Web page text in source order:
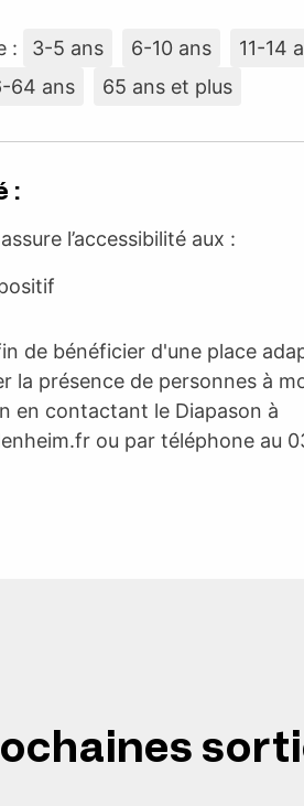
: 3-5 ans 6-10 ans 11-14
64 ans 65 ans et plus
:
l’accessibilité aux :
de bénéficier d'une place
la présence de personnes à
en contactant le Diapason à
ou par téléphone au